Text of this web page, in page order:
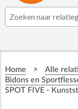
☆ Prijsknallers ☆
Home > Alle
Bidons en
SPOT FIVE -